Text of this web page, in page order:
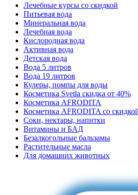
Лечебные курсы со скидкой
Питьевая вода
Минеральная вода
Лечебная вода
Кислородная вода
Активная вода
Детская вода
Вода 5 литров
Вода 19 литров
Кулеры, помпы для воды
Косметика Svetla скидка от 40%
Косметика AFRODITA
Косметика AFRODITA со
Соки, нектары, напитки
Витамины и БАД
Безалкогольные бальзамы
Растительные масла
Для домашних животных